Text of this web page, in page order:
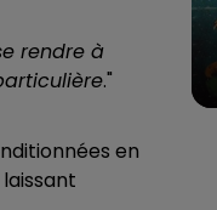
rendre à
."
en